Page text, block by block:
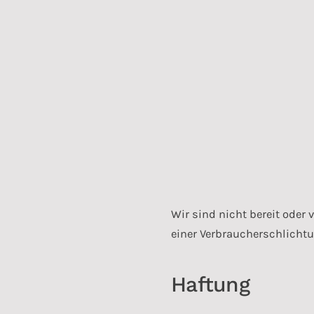
Wir sind nicht bereit oder
einer
Haftung